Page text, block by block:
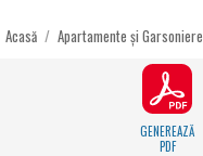
Acasă / Apartamente și Garsoniere
GENEREAZĂ
PDF